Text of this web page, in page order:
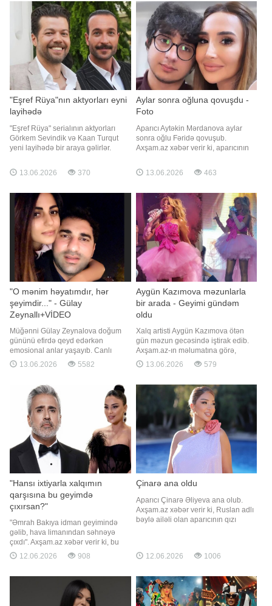
səhnəni bölüşüblər. İkilinin səmimi
ünsiyyəti və birlikdə nümayiş
etdirdikləri rəqs performansı tədbir
iştirakçılarını
Məhkəməsinə təqdim olunan
sənədlərdə 21 yaşlı Zaharanın
bundan sonr
"Eşref Rüya"nın aktyorları eyni
layihədə
"Eşref Rüya" serialının aktyorları
Görkem Sevindik və Kaan Turqut
yeni layihədə bir araya gəlirlər.
"Kantin" filmində birlikdə rol
alacaqlar. Qorxu-komediya
"Həkim", Kaan Turqut isə "Esat"
obrazın
13.06.2026 370
Aylar sonra oğluna qovuşdu -
Foto
Aparıcı Aytəkin Mərdanova aylar
sonra oğlu Fəridə qovuşub.
Axşam.az xəbər verir ki, aparıcının
Bakıya qayıdıb. O, oğlu ilə foto
paylaşaraq "Fəridim, ürəyim, xoş
bildirib ki, oğlu birinci kursu başa
vurub və tətəil üçün Bakıy
13.06.2026 463
"O mənim həyatımdır, hər
şeyimdir..." - Gülay
Zeynallı+VİDEO
Müğənni Gülay Zeynalova doğum
gününü efirdə qeyd edərkən
emosional anlar yaşayıb. Canlı
yayım zamanı ailəsindən və
qızından danışan sənətçi
ola bilməyib və gözləri dolub.
Müğənninin kövrəldiyi anlar həm
studiyadakı qonaqların, həm də
tamaşaçıların diqqətini çəkib. Efird
13.06.2026 5582
Aygün Kazımova məzunlarla
bir arada - Geyimi gündəm
oldu
Xalq artisti Aygün Kazımova ötən
gün məzun gecəsində iştirak edib.
Axşam.az-ın məlumatına görə,
məzunlar üçün səhnəyə çıxan Pop
kraliçasının çıxışı maraqlı anlarla
"Barbie" üslubunda seçdiyi geyim
sosial şəbəkələrdə müzakirə
mövzusuna çevrilib. Müğənninin
istifad
13.06.2026 579
"Hansı ixtiyarla xalqımın
qarşısına bu geyimdə
çıxırsan?"
"Əmrah Bakıya idman geyimində
gəlib, hava limanından səhnəyə
çıxdı". Axşam.az xəbər verir ki, bu
sözləri aparıcı Vüsalə Əlizadə
verilişində deyib. Aparıcı türkiyəli
konsert zamanı tamaşaçılara
hörmətsizlik etdiyini deyib:. "Yandım,
töküldüm ki, o gündə səhnəy
12.06.2026 908
Çinarə ana oldu
Aparıcı Çinarə Əliyeva ana olub.
Axşam.az xəbər verir ki, Ruslan adlı
bəylə ailəli olan aparıcının qızı
itirmişdi
12.06.2026 1006